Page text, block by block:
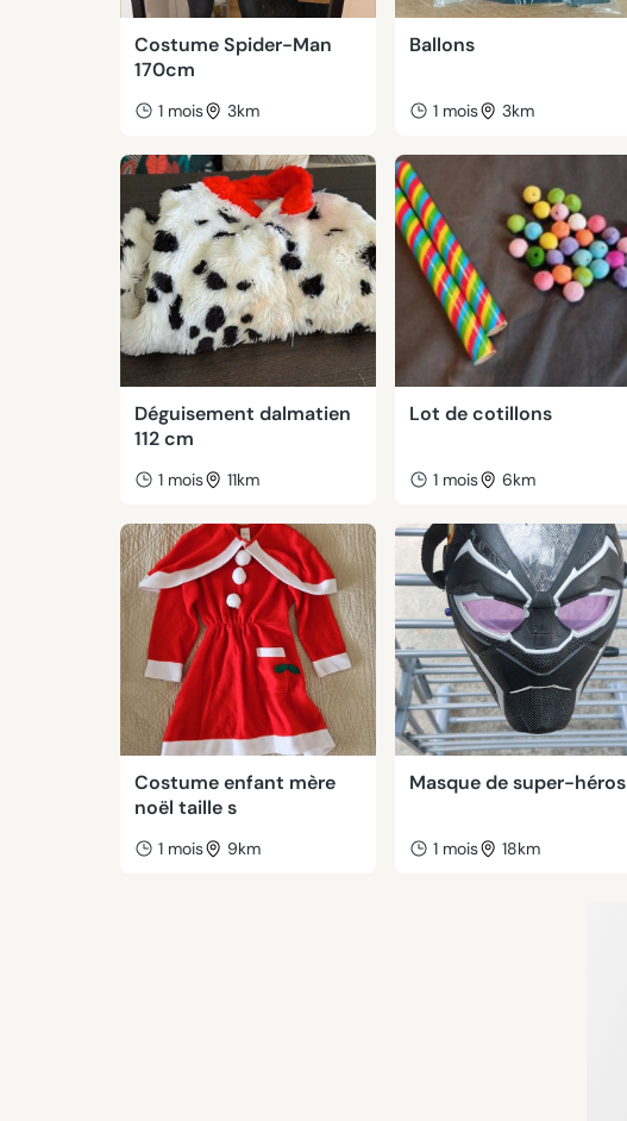
Costume Spider-Man
170cm
1 mois 3km
Ballons
1 mois 3km
Déguisement dalmatien
112 cm
1 mois 11km
Lot de cotillons
1 mois 6km
Costume enfant mère
noël taille s
1 mois 9km
Masque de super-héros
1 mois 18km